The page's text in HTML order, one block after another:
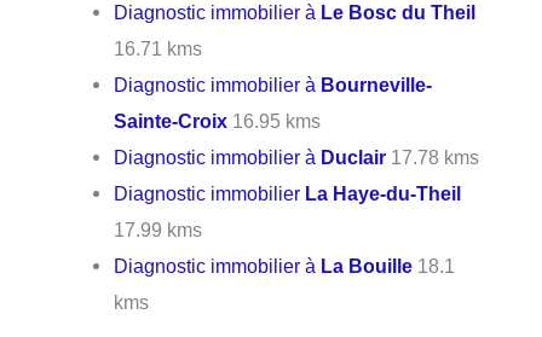
Diagnostic immobilier à Le Bosc du Theil
16.71 kms
Diagnostic immobilier à Bourneville-
Sainte-Croix 16.95 kms
Diagnostic immobilier à Duclair 17.78 kms
Diagnostic immobilier La Haye-du-Theil
17.99 kms
Diagnostic immobilier à La Bouille 18.1
kms